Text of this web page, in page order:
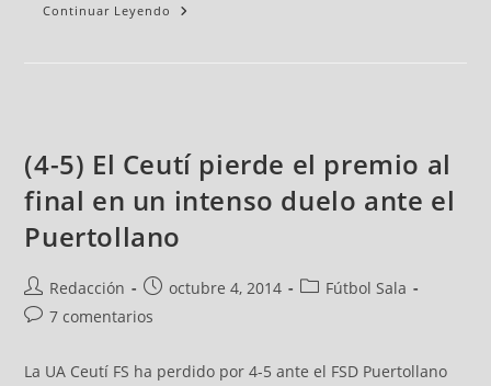
Continuar Leyendo
(4-5) El Ceutí pierde el premio al
final en un intenso duelo ante el
Puertollano
Redacción octubre 4, 2014
Fútbol Sala
7 comentarios
La UA Ceutí FS ha perdido por 4-5 ante el FSD Puertollano